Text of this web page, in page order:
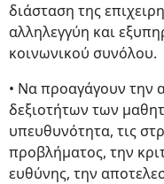
διάσταση της
αλληλεγγύη και
κοινωνικού συνόλου.
• Να προαγάγουν την
δεξιοτήτων των
υπευθυνότητα, τις
προβλήματος, την
ευθύνης, την